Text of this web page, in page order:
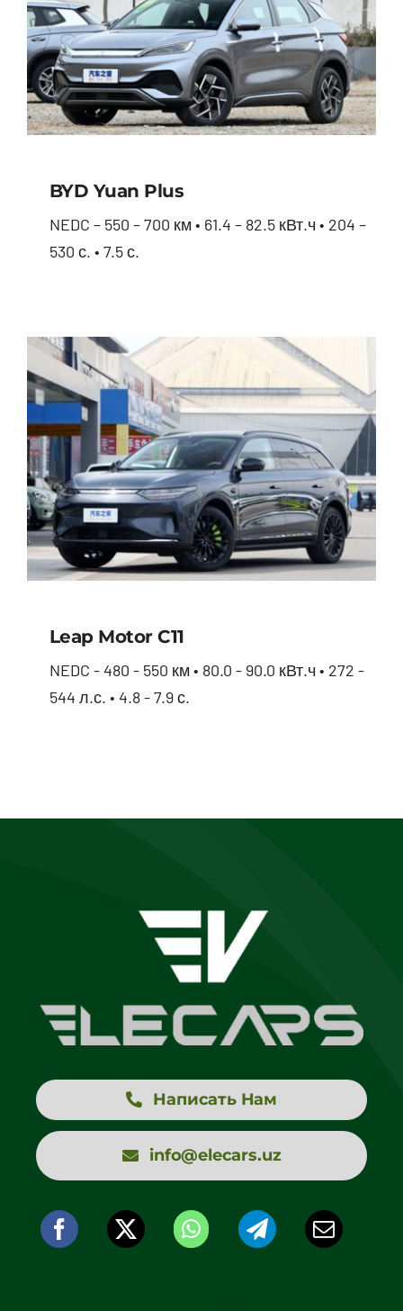
BYD Yuan Plus
NEDC – 550 – 700 км • 61.4 – 82.5 кВт.ч • 204 –
530 с. • 7.5 с.
Leap Motor С11
NEDC - 480 - 550 км • 80.0 - 90.0 кВт.ч • 272 -
544 л.с. • 4.8 - 7.9 с.
Написать Нам
info@elecars.uz